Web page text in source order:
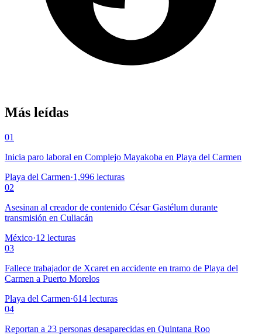
Más leídas
01
Inicia paro laboral en Complejo Mayakoba en Playa del Carmen
Playa del Carmen·1,996 lecturas
02
Asesinan al creador de contenido César Gastélum durante
transmisión en Culiacán
México·12 lecturas
03
Fallece trabajador de Xcaret en accidente en tramo de Playa del
Carmen a Puerto Morelos
Playa del Carmen·614 lecturas
04
Reportan a 23 personas desaparecidas en Quintana Roo